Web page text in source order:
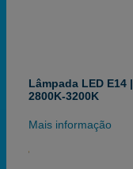
Lâmpada LED E14
2800K-3200K
Mais informação